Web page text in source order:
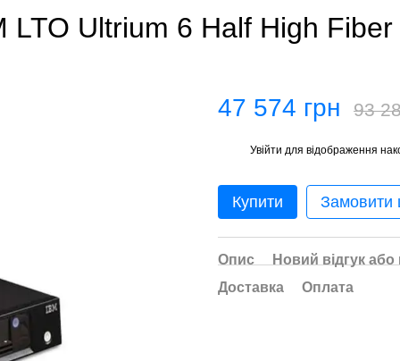
LTO Ultrium 6 Half High
47 574 грн 93
Увійти для відображення
Купити Замовити
Опис
Новий відгук
Доставка
Оплата